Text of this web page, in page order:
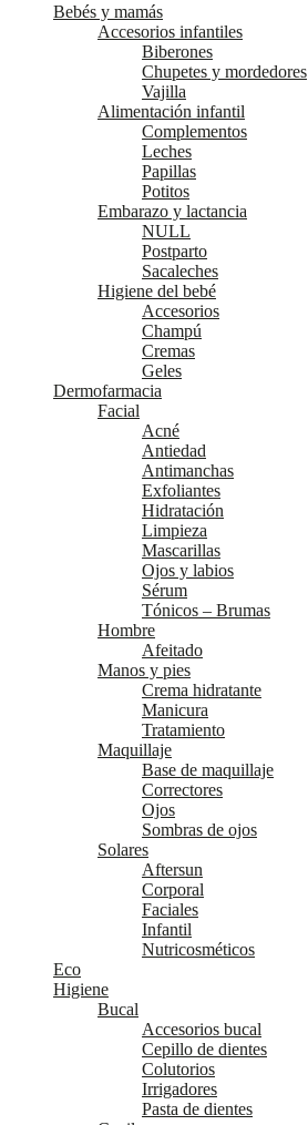
Bebés y mamás
Accesorios infantiles
Biberones
Chupetes y mordedores
Vajilla
Alimentación infantil
Complementos
Leches
Papillas
Potitos
Embarazo y lactancia
NULL
Postparto
Sacaleches
Higiene del bebé
Accesorios
Champú
Cremas
Geles
Dermofarmacia
Facial
Acné
Antiedad
Antimanchas
Exfoliantes
Hidratación
Limpieza
Mascarillas
Ojos y labios
Sérum
Tónicos – Brumas
Hombre
Afeitado
Manos y pies
Crema hidratante
Manicura
Tratamiento
Maquillaje
Base de maquillaje
Correctores
Ojos
Sombras de ojos
Solares
Aftersun
Corporal
Faciales
Infantil
Nutricosméticos
Eco
Higiene
Bucal
Accesorios bucal
Cepillo de dientes
Colutorios
Irrigadores
Pasta de dientes